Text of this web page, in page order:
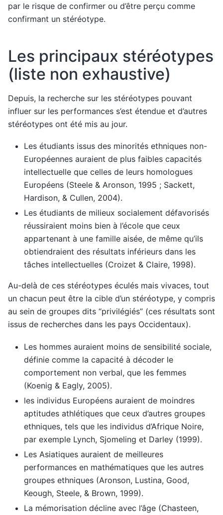
par le risque de confirmer ou d’être perçu comme
confirmant un stéréotype.
Les principaux stéréotypes
(liste non exhaustive)
Depuis, la recherche sur les stéréotypes pouvant
influer sur les performances s’est étendue et d’autres
stéréotypes ont été mis au jour.
Les étudiants issus des minorités ethniques non-
Européennes auraient de plus faibles capacités
intellectuelle que celles de leurs homologues
Européens (Steele & Aronson, 1995 ; Sackett,
Hardison, & Cullen, 2004).
Les étudiants de milieux socialement défavorisés
réussiraient moins bien à l’école que ceux
appartenant à une famille aisée, de même qu’ils
obtiendraient des résultats inférieurs dans les
tâches intellectuelles (Croizet & Claire, 1998).
Au-delà de ces stéréotypes éculés mais vivaces, tout
un chacun peut être la cible d’un stéréotype, y compris
au sein de groupes dits “privilégiés” (ces résultats sont
issus de recherches dans les pays Occidentaux).
Les hommes auraient moins de sensibilité sociale,
définie comme la capacité à décoder le
comportement non verbal, que les femmes
(Koenig & Eagly, 2005).
les individus Européens auraient de moindres
aptitudes athlétiques que ceux d’autres groupes
ethniques, tels que les individus d’Afrique Noire,
par exemple Lynch, Sjomeling et Darley (1999).
Les Asiatiques auraient de meilleures
performances en mathématiques que les autres
groupes ethniques (Aronson, Lustina, Good,
Keough, Steele, & Brown, 1999).
La mémorisation décline avec l’âge (Chasteen,